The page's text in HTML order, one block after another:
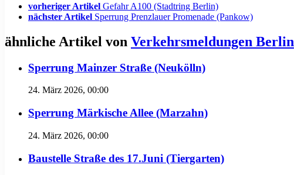
vorheriger Artikel Gefahr A100 (Stadtring Berlin)
nächster Artikel Sperrung Prenzlauer Promenade (Pankow)
ähnliche Artikel von Verkehrsmeldungen Berlin
Sperrung Mainzer Straße (Neukölln)
24. März 2026, 00:00
Sperrung Märkische Allee (Marzahn)
24. März 2026, 00:00
Baustelle Straße des 17.Juni (Tiergarten)